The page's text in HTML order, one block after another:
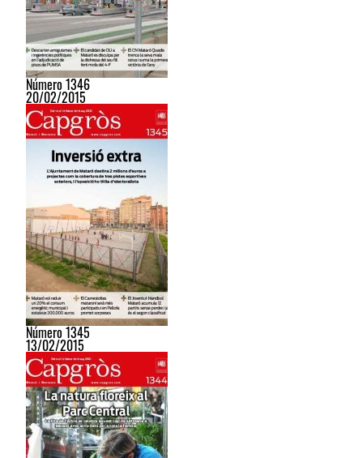
Número 1346
20/02/2015
Número 1345
13/02/2015